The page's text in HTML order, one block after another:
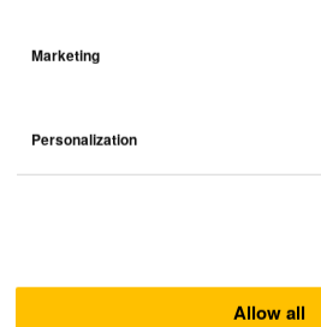
Marketing
Personalization
Allow all
og beskytter ikke lungene